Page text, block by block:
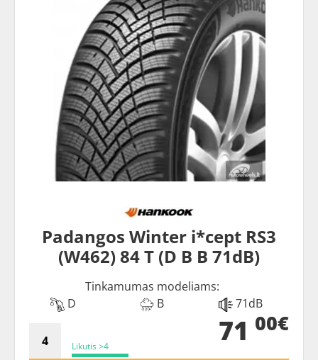
Padangos Winter i*cept RS3
(W462) 84 T (D B B 71dB)
Tinkamumas modeliams:
D
B 71dB
Likutis >4 71 00€